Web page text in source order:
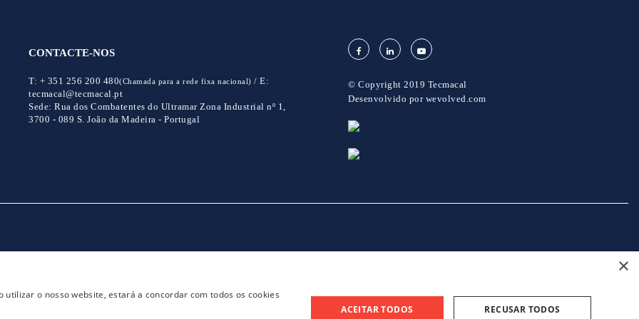
CONTACTE-NOS
T: + 351 256 200 480(Chamada para a rede fixa nacional) /E:
tecmacal@tecmacal.pt
Sede: Rua dos Combatentes do Ultramar Zona Industrial nº 1,
3700 - 089 S. João da Madeira - Portugal
© Copyright 2019 Tecmacal
Desenvolvido por wevolved.com
×
o nosso website, estará a concordar com todos os cookies
ACEITAR TODOS RECUSAR TODOS